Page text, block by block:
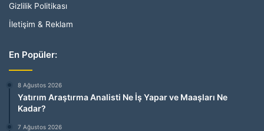
Gizlilik Politikası
İletişim & Reklam
En Popüler:
8 Ağustos 2026
Yatırım Araştırma Analisti Ne İş Yapar ve Maaşları Ne
Kadar?
7 Ağustos 2026